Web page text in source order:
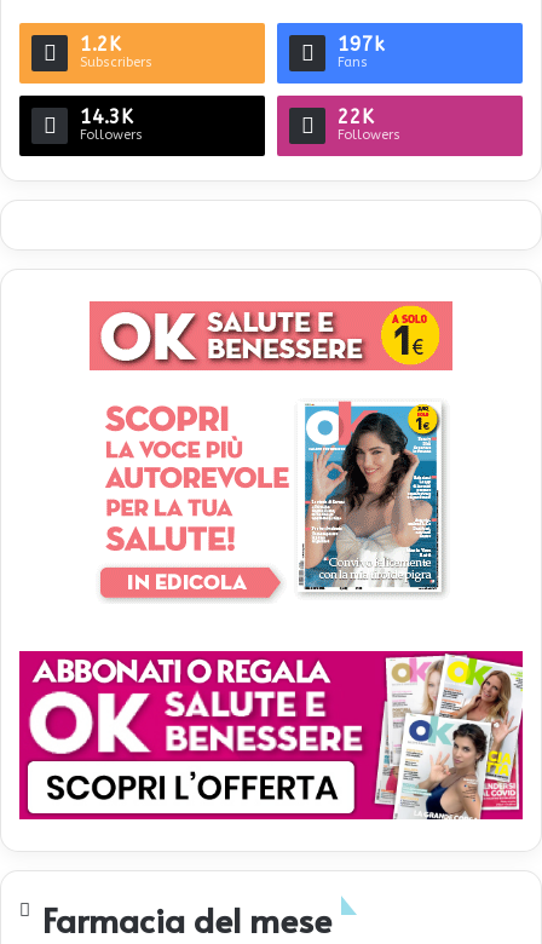
1.2K
Subscribers
197k
Fans
14.3K
Followers
22K
Followers
Farmacia del mese